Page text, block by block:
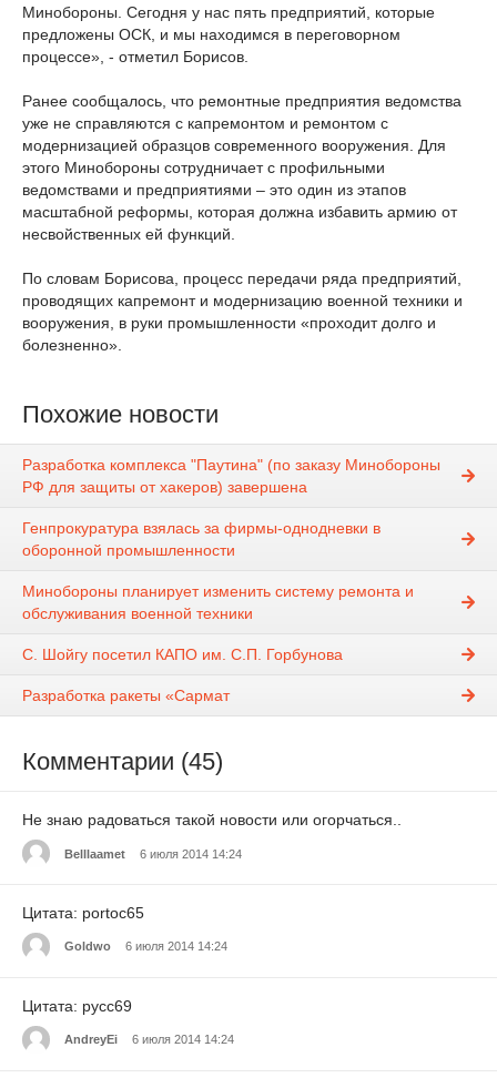
Минобороны. Сегодня у нас пять предприятий, которые
предложены ОСК, и мы находимся в переговорном
процессе», - отметил Борисов.
Ранее сообщалось, что ремонтные предприятия ведомства
уже не справляются с капремонтом и ремонтом с
модернизацией образцов современного вооружения. Для
этого Минобороны сотрудничает с профильными
ведомствами и предприятиями – это один из этапов
масштабной реформы, которая должна избавить армию от
несвойственных ей функций.
По словам Борисова, процесс передачи ряда предприятий,
проводящих капремонт и модернизацию военной техники и
вооружения, в руки промышленности «проходит долго и
болезненно».
Похожие новости
Разработка комплекса "Паутина" (по заказу Минобороны
РФ для защиты от хакеров) завершена
Генпрокуратура взялась за фирмы-однодневки в
оборонной промышленности
Минобороны планирует изменить систему ремонта и
обслуживания военной техники
С. Шойгу посетил КАПО им. С.П. Горбунова
Разработка ракеты «Сармат
Комментарии (45)
Не знаю радоваться такой новости или огорчаться..
Belllaamet 6 июля 2014 14:24
Цитата: portoc65
Goldwo 6 июля 2014 14:24
Цитата: русс69
AndreyEi 6 июля 2014 14:24